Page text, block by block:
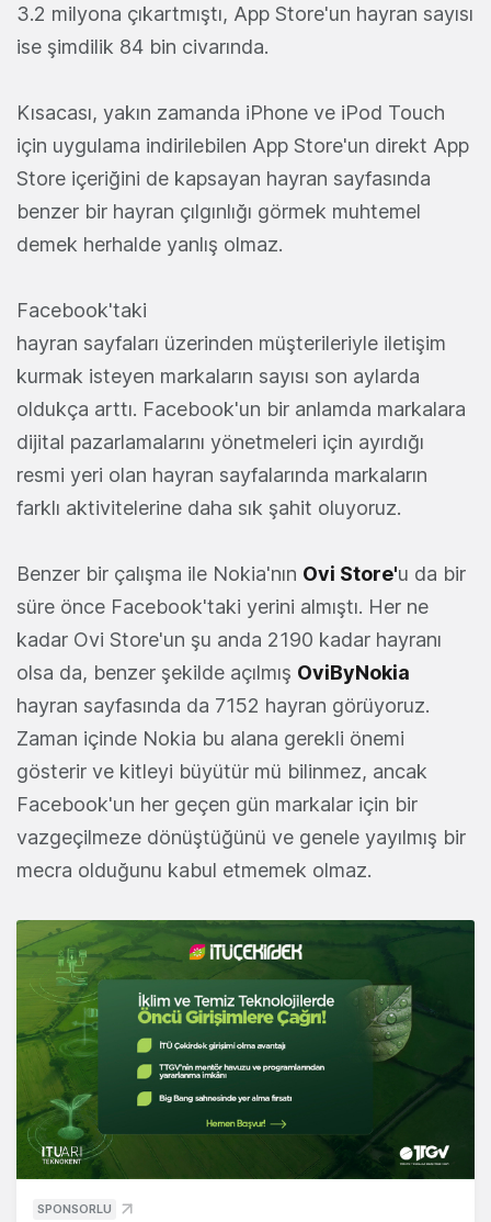
3.2 milyona çıkartmıştı, App Store'un hayran sayısı
ise şimdilik 84 bin civarında.
Kısacası, yakın zamanda iPhone ve iPod Touch
için uygulama indirilebilen App Store'un direkt App
Store içeriğini de kapsayan hayran sayfasında
benzer bir hayran çılgınlığı görmek muhtemel
demek herhalde yanlış olmaz.
Facebook'taki
hayran sayfaları üzerinden müşterileriyle iletişim
kurmak isteyen markaların sayısı son aylarda
oldukça arttı. Facebook'un bir anlamda markalara
dijital pazarlamalarını yönetmeleri için ayırdığı
resmi yeri olan hayran sayfalarında markaların
farklı aktivitelerine daha sık şahit oluyoruz.
Benzer bir çalışma ile Nokia'nın Ovi Store'u da bir
süre önce Facebook'taki yerini almıştı. Her ne
kadar Ovi Store'un şu anda 2190 kadar hayranı
olsa da, benzer şekilde açılmış OviByNokia
hayran sayfasında da 7152 hayran görüyoruz.
Zaman içinde Nokia bu alana gerekli önemi
gösterir ve kitleyi büyütür mü bilinmez, ancak
Facebook'un her geçen gün markalar için bir
vazgeçilmeze dönüştüğünü ve genele yayılmış bir
mecra olduğunu kabul etmemek olmaz.
SPONSORLU